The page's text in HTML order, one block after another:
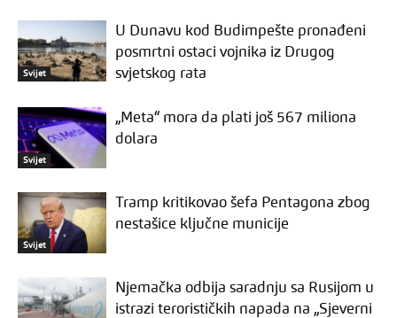
Svijet
U Dunavu kod Budimpešte pronađeni
posmrtni ostaci vojnika iz Drugog
svjetskog rata
Svijet
„Meta“ mora da plati još 567 miliona
dolara
Svijet
Tramp kritikovao šefa Pentagona zbog
nestašice ključne municije
Njemačka odbija saradnju sa Rusijom u
istrazi terorističkih napada na „Sjeverni